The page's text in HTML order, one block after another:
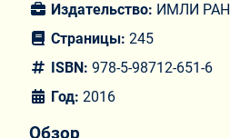
Издательство: ИМЛИ РАН
Страницы: 245
ISBN: 978-5-98712-651-6
Год: 2016
Обзор